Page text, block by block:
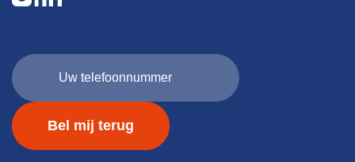
Uw
telefoonnummer
(Vereist)